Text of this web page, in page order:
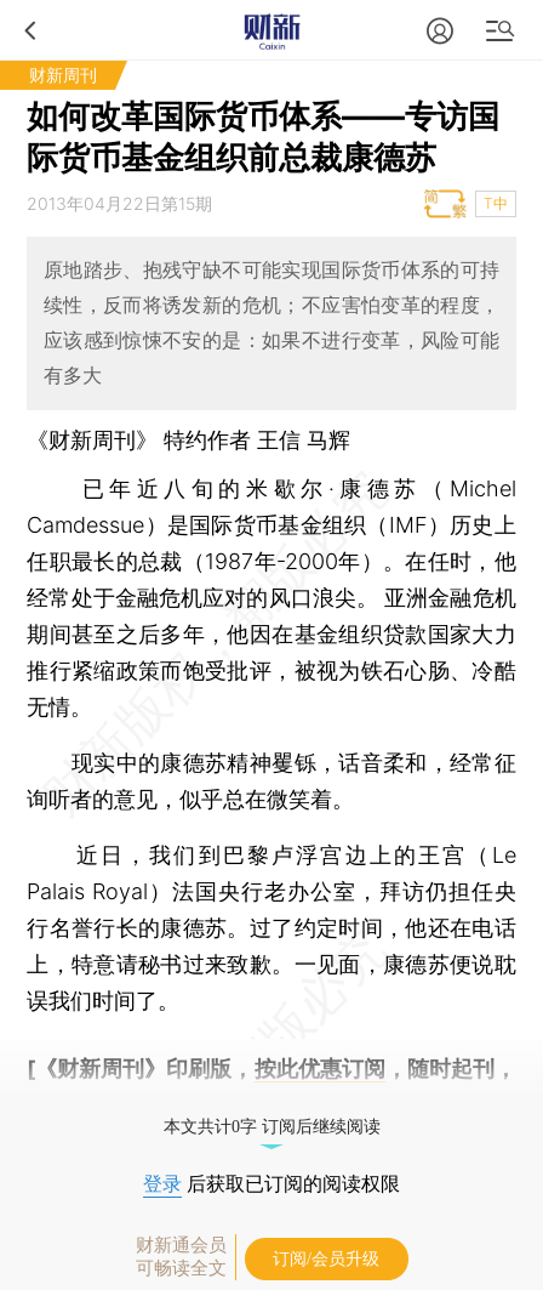
财新周刊
如何改革国际货币体系——专访国
际货币基金组织前总裁康德苏
2013年04月22日第15期 T中
原地踏步、抱残守缺不可能实现国际货币体系的可持
续性，反而将诱发新的危机；不应害怕变革的程度，
应该感到惊悚不安的是：如果不进行变革，风险可能
有多大
《财新周刊》 特约作者 王信 马辉
已年近八旬的米歇尔·康德苏（Michel
Camdessue）是国际货币基金组织（IMF）历史上
任职最长的总裁（1987年-2000年）。在任时，他
经常处于金融危机应对的风口浪尖。 亚洲金融危机
期间甚至之后多年，他因在基金组织贷款国家大力
推行紧缩政策而饱受批评，被视为铁石心肠、冷酷
无情。
现实中的康德苏精神矍铄，话音柔和，经常征
询听者的意见，似乎总在微笑着。
近日，我们到巴黎卢浮宫边上的王宫（Le
Palais Royal）法国央行老办公室，拜访仍担任央
行名誉行长的康德苏。过了约定时间，他还在电话
上，特意请秘书过来致歉。一见面，康德苏便说耽
误我们时间了。
[《财新周刊》印刷版， 按此优惠订阅 ，随时起刊，
本文共计0字 订阅后继续阅读
登录 后获取已订阅的阅读权限
财新通会员
可畅读全文
订阅/会员升级